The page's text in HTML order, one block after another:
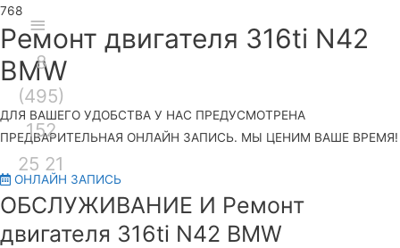
Секция
над
шапкой
8
(495)
152
25 21
Ремонт двигателя 316ti N42
BMW
ДЛЯ ВАШЕГО УДОБСТВА У НАС ПРЕДУСМОТРЕНА
ПРЕДВАРИТЕЛЬНАЯ ОНЛАЙН ЗАПИСЬ. МЫ ЦЕНИМ ВАШЕ ВРЕМЯ!
ОНЛАЙН ЗАПИСЬ
ОБСЛУЖИВАНИЕ И Ремонт
двигателя 316ti N42 BMW